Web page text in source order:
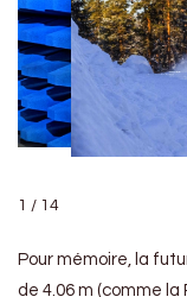
1 / 14
Pour mémoire, la
de 4.06 m (comme